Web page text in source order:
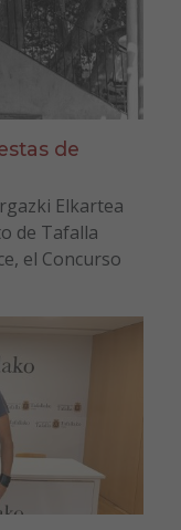
de
Elkartea
de Tafalla
el Concurso